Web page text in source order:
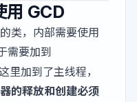
GCD
类，内部需要使用
需要加到
加到了主线程，
的释放和创建必须